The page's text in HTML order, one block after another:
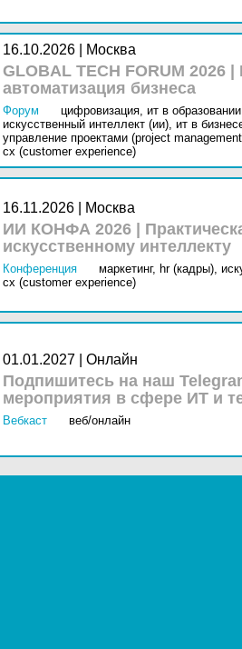
16.10.2026 | Москва
GLOBAL TECH FORUM
автоматизация бизнеса
Форум цифровизация, ит в
искусственный интеллект (ии), ит в
управление проектами (project
cx (customer experience)
16.11.2026 | Москва
ИИ КОНФА 2026 |
искусственному интеллекту
Конференция маркетинг, hr (кадры),
cx (customer experience)
01.01.2027 | Онлайн
Подпишитесь на наш
мероприятия в сфере ИТ и
Вебкаст веб/онлайн